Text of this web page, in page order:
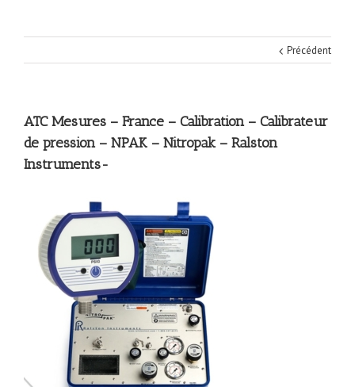
Précédent
ATC Mesures – France – Calibration – Calibrateur
de pression – NPAK – Nitropak – Ralston
Instruments-